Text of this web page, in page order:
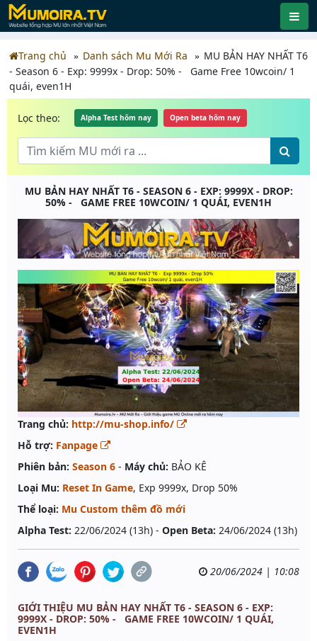
Trang chủ Danh sách Mu Mới Ra
MU BẢN HAY NHẤT T6
- Season 6 - Exp: 9999x - Drop: 50% - Game Free 10wcoin/ 1
quái, even1H
Lọc theo: Alpha Test hôm nay Open beta hôm nay
MU BẢN HAY NHẤT T6 - SEASON 6 - EXP: 9999X - DROP:
50% - GAME FREE 10WCOIN/ 1 QUÁI, EVEN1H
Trang chủ: http://mu-shop.info/
Hỗ trợ: Fanpage
Phiên bản: Season 6 - Máy chủ: BẢO KÊ
Loại Mu: Reset In Game, Exp 9999x, Drop 50%
Thể loại: Mu Custom thêm đồ mới
Alpha Test: 22/06/2024 (13h) - Open Beta: 24/06/2024 (13h)
20/06/2024 | 10:08
GIỚI THIỆU MU BẢN HAY NHẤT T6 - SEASON 6 - EXP:
9999X - DROP: 50% - GAME FREE 10WCOIN/ 1 QUÁI,
EVEN1H